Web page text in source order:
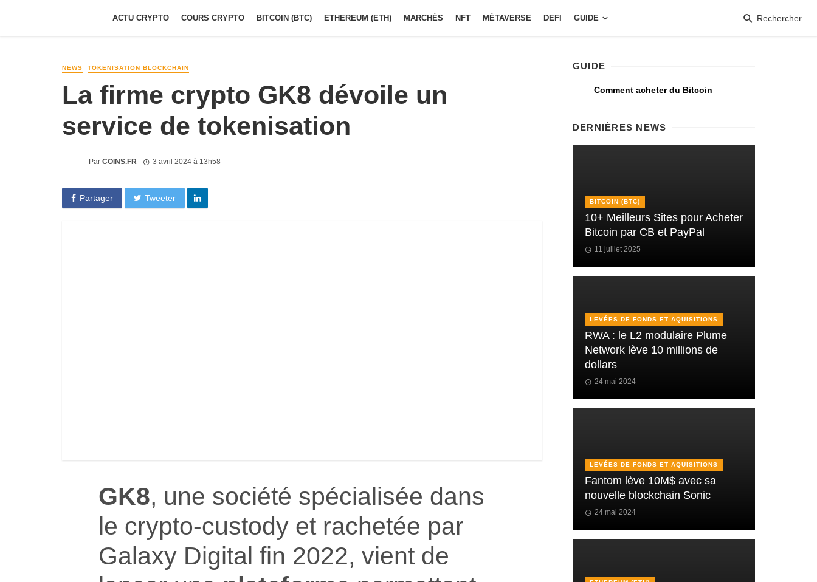
ACTU CRYPTO COURS CRYPTO BITCOIN (BTC) ETHEREUM (ETH) MARCHÉS NFT MÉTAVERSE DEFI GUIDE Rechercher
NEWS TOKENISATION BLOCKCHAIN
La firme crypto GK8 dévoile un
service de tokenisation
Par COINS.FR 3 avril 2024 à 13h58
Partager Tweeter
GK8, une société spécialisée dans
le crypto-custody et rachetée par
Galaxy Digital fin 2022, vient de
GUIDE
Comment acheter du Bitcoin
DERNIÈRES NEWS
BITCOIN (BTC)
10+ Meilleurs Sites pour Acheter
Bitcoin par CB et PayPal
11 juillet 2025
LEVÉES DE FONDS ET AQUISITIONS
RWA : le L2 modulaire Plume
Network lève 10 millions de
dollars
24 mai 2024
LEVÉES DE FONDS ET AQUISITIONS
Fantom lève 10M$ avec sa
nouvelle blockchain Sonic
24 mai 2024